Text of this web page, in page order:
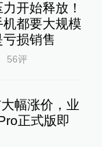
开始释放！
都要大规模
损销售
56评
幅涨价，业
正式版即